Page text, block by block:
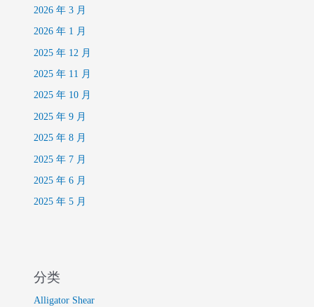
2026 年 3 月
2026 年 1 月
2025 年 12 月
2025 年 11 月
2025 年 10 月
2025 年 9 月
2025 年 8 月
2025 年 7 月
2025 年 6 月
2025 年 5 月
分类
Alligator Shear